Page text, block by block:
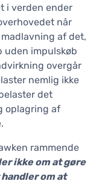
i verden ender
når
af det,
uden impulskøb
overgår
nemlig ikke
det
oplagring af
rammende
ikke om at gøre
om at